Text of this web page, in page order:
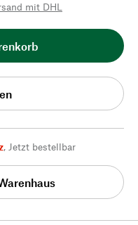
mit DHL
, Jetzt bestellbar